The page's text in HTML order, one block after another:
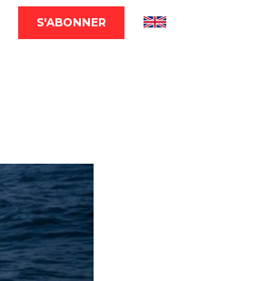
S'ABONNER